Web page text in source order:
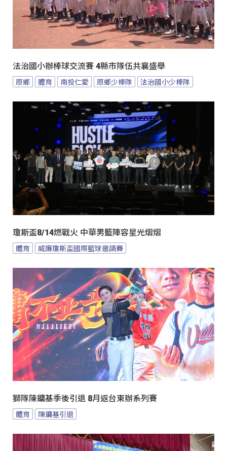
法治國小辦棒球交流賽 4縣市隊伍共襄盛舉
原鄉 體育 南投仁愛 原鄉少棒隊 法治國小少棒隊
瓊斯盃8/14燃戰火 中華男籃陣容星光熠熠
體育 威廉瓊斯盃國際籃球邀請賽
獅隊陳鏞基季後引退 8月返台東辦系列賽
體育 陳鏞基引退